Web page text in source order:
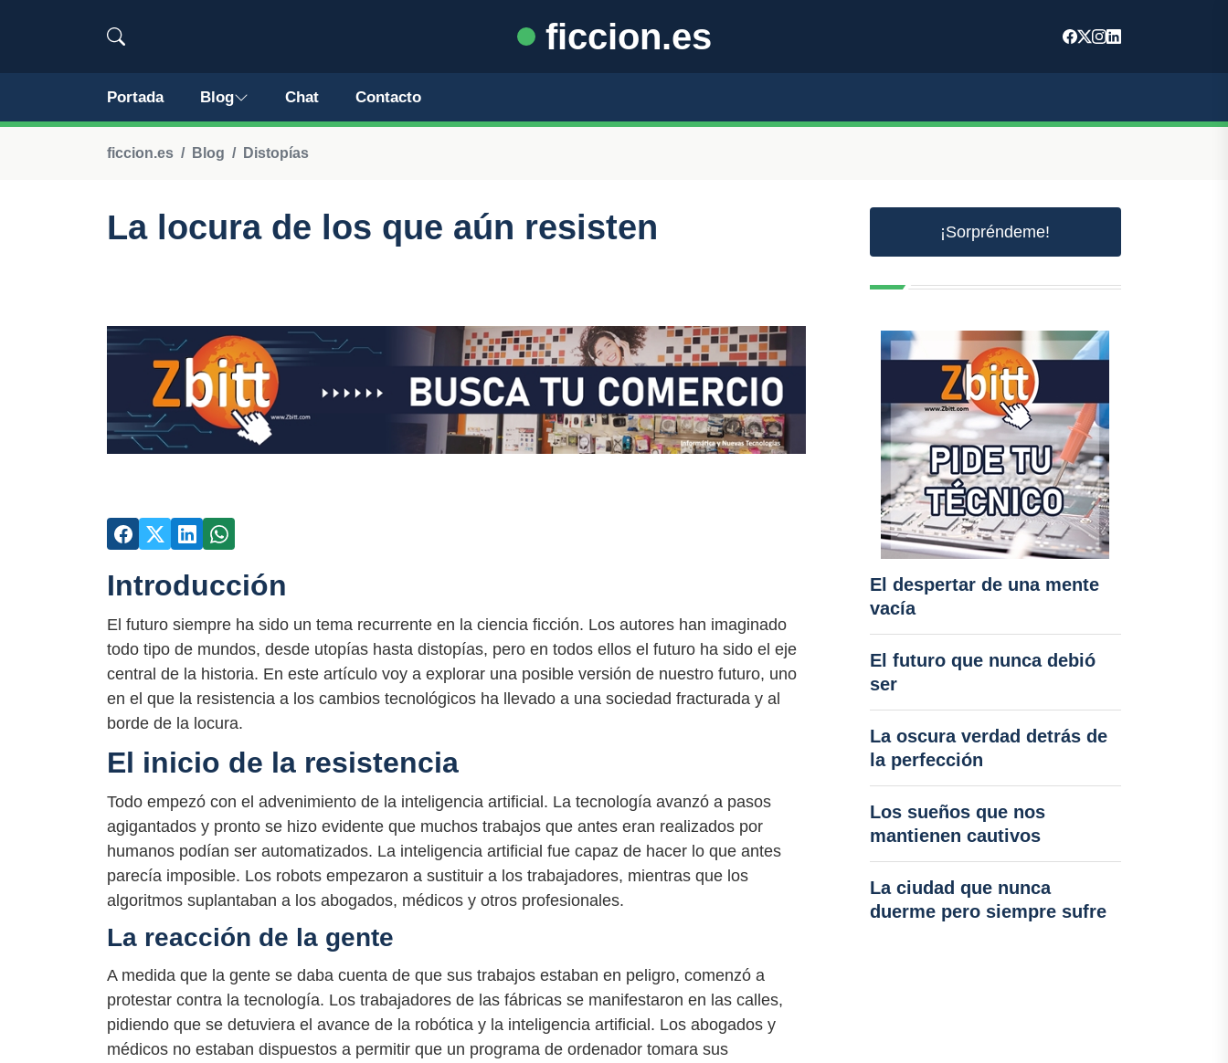
ficcion.es
Portada Blog Chat Contacto
ficcion.es Blog Distopías
La locura de los que aún resisten
Introducción
El futuro siempre ha sido un tema recurrente en la ciencia ficción. Los autores han imaginado
todo tipo de mundos, desde utopías hasta distopías, pero en todos ellos el futuro ha sido el eje
central de la historia. En este artículo voy a explorar una posible versión de nuestro futuro, uno
en el que la resistencia a los cambios tecnológicos ha llevado a una sociedad fracturada y al
borde de la locura.
El inicio de la resistencia
Todo empezó con el advenimiento de la inteligencia artificial. La tecnología avanzó a pasos
agigantados y pronto se hizo evidente que muchos trabajos que antes eran realizados por
humanos podían ser automatizados. La inteligencia artificial fue capaz de hacer lo que antes
parecía imposible. Los robots empezaron a sustituir a los trabajadores, mientras que los
algoritmos suplantaban a los abogados, médicos y otros profesionales.
La reacción de la gente
A medida que la gente se daba cuenta de que sus trabajos estaban en peligro, comenzó a
protestar contra la tecnología. Los trabajadores de las fábricas se manifestaron en las calles,
pidiendo que se detuviera el avance de la robótica y la inteligencia artificial. Los abogados y
médicos no estaban dispuestos a permitir que un programa de ordenador tomara sus
¡Sorpréndeme!
El despertar de una mente
vacía
El futuro que nunca debió
ser
La oscura verdad detrás de
la perfección
Los sueños que nos
mantienen cautivos
La ciudad que nunca
duerme pero siempre sufre